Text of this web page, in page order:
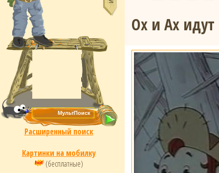
Расширенный поиск
Картинки на мобилку
(бесплатные)
Ох и Ах